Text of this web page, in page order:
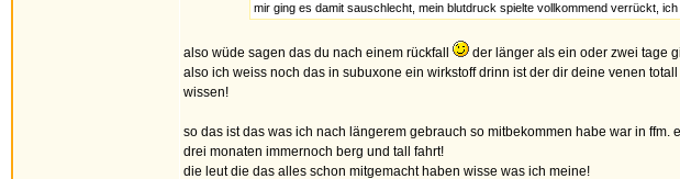
mir ging es damit sauschlecht, mein blutdruck spielte vollkommend verrückt,
also wüde sagen das du nach einem rückfall
der länger als ein oder zwei tage
also ich weiss noch das in subuxone ein wirkstoff drinn ist der dir deine venen
wissen!
so das ist das was ich nach längerem gebrauch so mitbekommen habe war in
drei monaten immernoch berg und tall fahrt!
die leut die das alles schon mitgemacht haben wisse was ich meine!